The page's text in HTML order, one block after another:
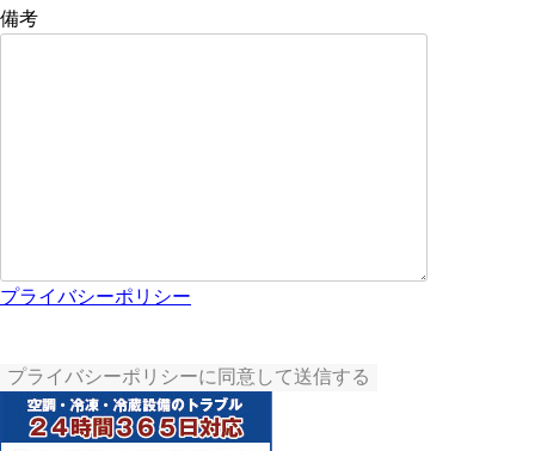
備考
プライバシーポリシー